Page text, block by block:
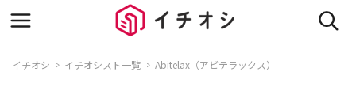
イチオシ イチオシスト一覧 Abitelax（アビテラックス）